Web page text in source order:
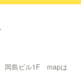
岡島ビル1F mapは